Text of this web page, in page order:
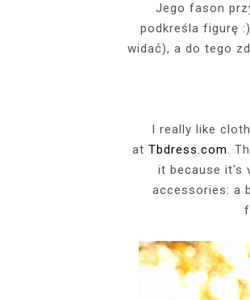
Jego fason
podkreśla figurę
widać), a do tego
I really like
at Tbdress.com.
it because it's
accessories: a